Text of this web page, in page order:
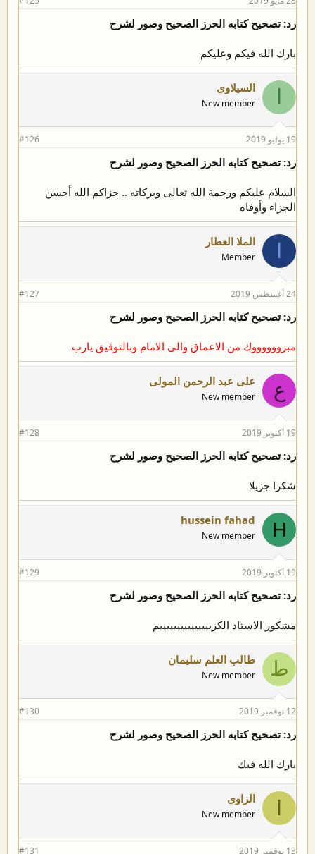
رد: تصحيح كتابه الحرز الصحيح وصور لشرح
بارك الله فيكم وعليكم
السيلاوى
New member
19 يوليو 2019 #126
رد: تصحيح كتابه الحرز الصحيح وصور لشرح
السلام عليكم ورحمة الله تعالى وبركاته .. جزاكم الله أحسن
الجزاء وأوفاه
الملا العطار
Member
24 أغسطس 2019 #127
رد: تصحيح كتابه الحرز الصحيح وصور لشرح
مبرووووووك من الاعماق والى الامام وبالتوفيق يارب
ع على عبد الرحمن المولى
New member
19 أكتوبر 2019 #128
رد: تصحيح كتابه الحرز الصحيح وصور لشرح
شكرا جزيلا
H
hussein fahad
New member
19 أكتوبر 2019 #129
رد: تصحيح كتابه الحرز الصحيح وصور لشرح
مشكور الاستاذ الكريييييييييييييييم
ط طالب العلم سليمان
New member
12 نوفمبر 2019 #130
رد: تصحيح كتابه الحرز الصحيح وصور لشرح
بارك الله فيك
الزاوى
New member
13 نوفمبر 2019 #131